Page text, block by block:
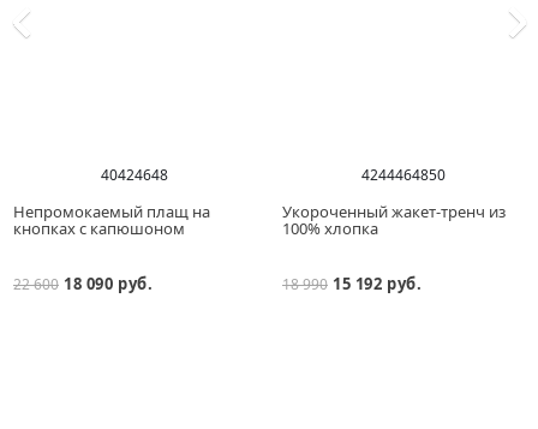
40424648
Непромокаемый плащ на
кнопках с капюшоном
22 600 18 090 руб.
4244464850
Укороченный жакет-тренч из
100% хлопка
18 990 15 192 руб.